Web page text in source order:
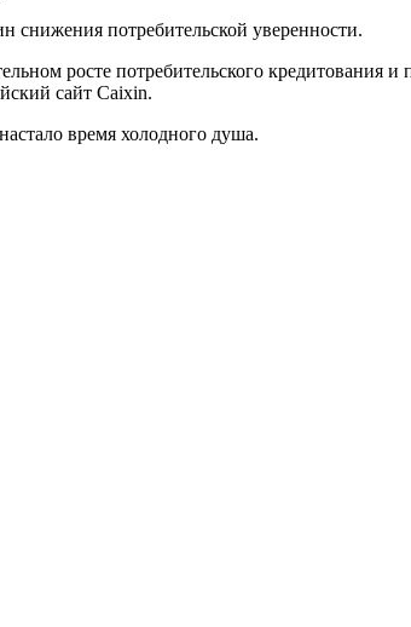
снижения потребительской уверенности.
росте потребительского кредитования
сайт Caixin.
время холодного душа.